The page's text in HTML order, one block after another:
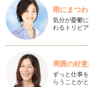
ジョン・バーニンガム
2019年1月4日84歳で
ムは赤ちゃんたち向…
赤ちゃん目線で新年を
新しい年の干支は「イ
もわかりやすくて、普
雨にまつ
気分が憂鬱
わるトリビ
周囲の好
ずっと仕事
らうことが